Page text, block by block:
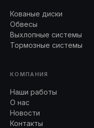
Кованые диски
Обвесы
Выхлопные системы
Тормозные системы
КОМПАНИЯ
Наши работы
О нас
Новости
Контакты